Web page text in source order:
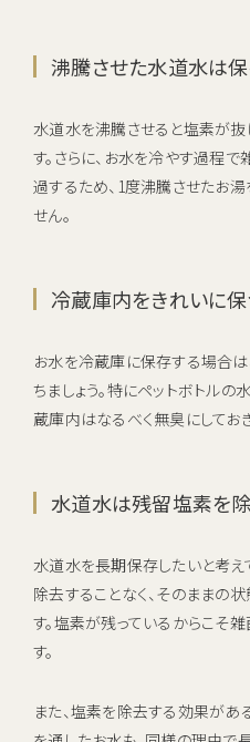
沸騰させた水道水は
水道水を沸騰させると塩素が
す。さらに、お水を冷やす過程
過するため、1度沸騰させたお
せん。
冷蔵庫内をきれいに
お水を冷蔵庫に保存する場合
ちましょう。特にペットボトルの
蔵庫内はなるべく無臭にしてお
水道水は残留塩素を
水道水を長期保存したいと考
除去することなく、そのままの
す。塩素が残っているからこそ
す。
また、塩素を除去する効果が